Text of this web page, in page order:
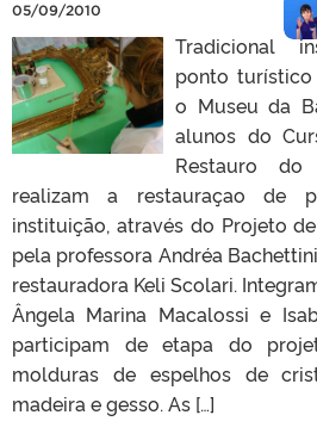
05/09/2010
Tradicional
ponto turístico
o Museu da
alunos do
Restauro do
realizam a restauraçao de
instituição, através do Projeto
pela professora Andréa
restauradora Keli Scolari.
Ângela Marina Macalossi e
participam de etapa do
molduras de espelhos de
madeira e gesso. As […]